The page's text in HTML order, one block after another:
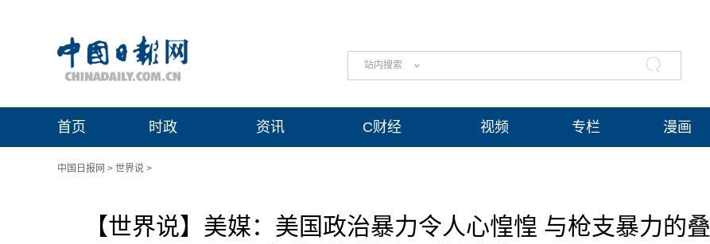
站内搜索
首页 时政 资讯 C财经 视频 专栏 漫画
中国日报网 > 世界说 >
【世界说】美媒：美国政治暴力令人心惶惶 与枪支暴力的叠